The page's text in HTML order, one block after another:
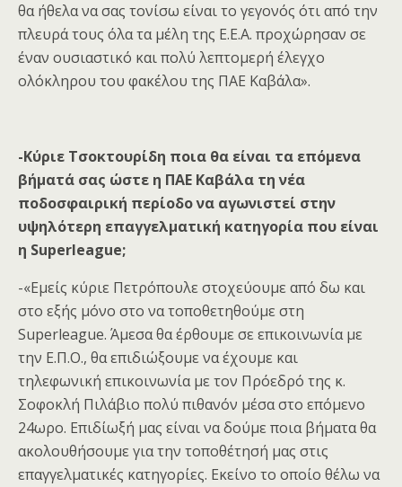
θα ήθελα να σας τονίσω είναι το γεγονός ότι από την
πλευρά τους όλα τα μέλη της Ε.Ε.Α. προχώρησαν σε
έναν ουσιαστικό και πολύ λεπτομερή έλεγχο
ολόκληρου του φακέλου της ΠΑΕ Καβάλα».
-Κύριε Τσοκτουρίδη ποια θα είναι τα επόμενα
βήματά σας ώστε η ΠΑΕ Καβάλα τη νέα
ποδοσφαιρική περίοδο να αγωνιστεί στην
υψηλότερη επαγγελματική κατηγορία που είναι
η Superleague;
-«Εμείς κύριε Πετρόπουλε στοχεύουμε από δω και
στο εξής μόνο στο να τοποθετηθούμε στη
Superleague. Άμεσα θα έρθουμε σε επικοινωνία με
την Ε.Π.Ο., θα επιδιώξουμε να έχουμε και
τηλεφωνική επικοινωνία με τον Πρόεδρό της κ.
Σοφοκλή Πιλάβιο πολύ πιθανόν μέσα στο επόμενο
24ωρο. Επιδίωξή μας είναι να δούμε ποια βήματα θα
ακολουθήσουμε για την τοποθέτησή μας στις
επαγγελματικές κατηγορίες. Εκείνο το οποίο θέλω να